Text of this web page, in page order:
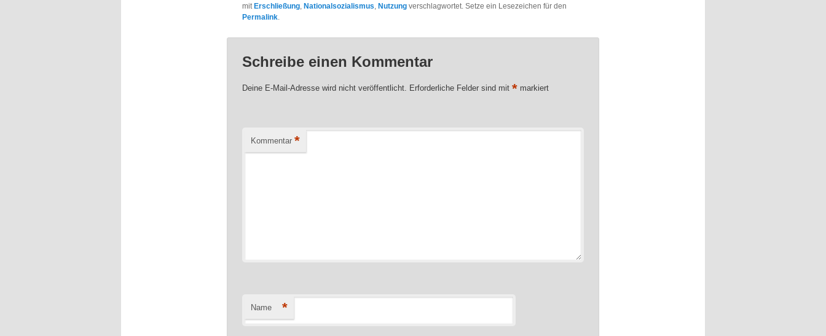
mitErschließung ,Nationalsozialismus ,Nutzung verschlagwortet. Setze ein Lesezeichen für den
Permalink
Schreibe einen Kommentar
Deine E-Mail-Adresse wird nicht veröffentlicht. Erforderliche Felder sind mit* markiert
Kommentar *
Name *